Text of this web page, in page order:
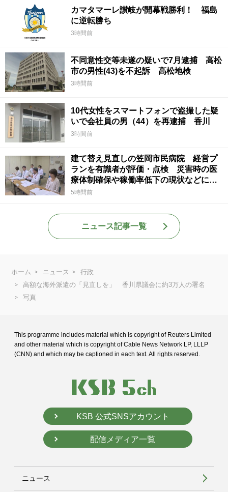
カマタマーレ讃岐が開幕戦勝利！ 福島
に逆転勝ち
3時間前
不同意性交等未遂の疑いで7月逮捕 高松
市の男性(43)を不起訴 高松地検
3時間前
10代女性をスマートフォンで盗撮した疑
いで会社員の男（44）を再逮捕 香川
3時間前
建て替え見直しの笠岡市民病院 経営プ
ランを有識者が評価・点検 災害時の医
療体制確保や稼働率低下の現状などに意
見 岡山
5時間前
ニュース記事一覧
ホーム ニュース
行政
高額な海外派遣の「見直しを」 香川県議会に約3万人の署名
写真
This programme includes material which is copyright of Reuters Limited
and other material which is copyright of Cable News Network LP, LLLP
(CNN) and which may be captioned in each text. All rights reserved.
KSB 公式SNSアカウント
配信メディア一覧
ニュース